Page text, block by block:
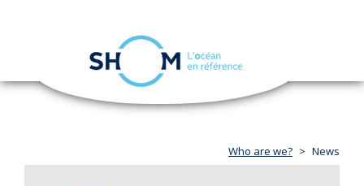
Skip
navigation
Who are we? News